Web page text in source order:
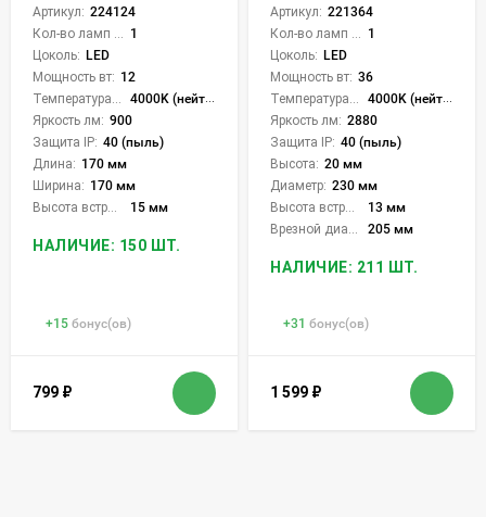
Артикул: 224124
1
Цоколь: LED
Мощность вт: 12
4000K (нейтральный)
Яркость лм: 900
Защита IP: 40 (пыль)
Длина: 170 мм
Ширина: 170 мм
15 мм
НАЛИЧИЕ: 150 ШТ.
+15 бонус(ов)
799 ₽
Артикул: 221364
1
Цоколь: LED
Мощность вт: 36
4000K (нейтральный)
Яркость лм: 2880
Защита IP: 40 (пыль)
Высота: 20 мм
Диаметр: 230 мм
13 мм
205 мм
НАЛИЧИЕ: 211 ШТ.
+31 бонус(ов)
1 599 ₽